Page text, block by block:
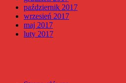
październik 2017
wrzesień 2017
maj 2017
luty 2017